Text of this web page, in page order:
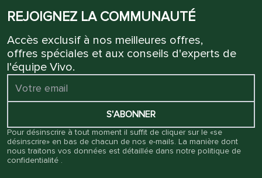
REJOIGNEZ LA COMMUNAUTÉ
Accès exclusif à nos meilleures offres,
offres spéciales et aux conseils d'experts de
l'équipe Vivo.
S'ABONNER
Pour désinscrire à tout moment il suffit de cliquer sur le «se
désinscrire» en bas de chacun de nos e-mails. La manière dont
nous traitons vos données est détaillée dans notre politique de
confidentialité .